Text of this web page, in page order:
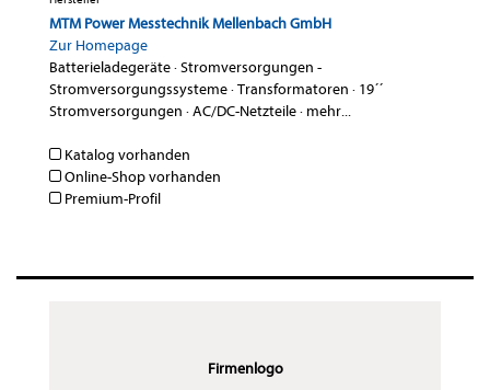
MTM Power Messtechnik Mellenbach GmbH
Zur Homepage
Batterieladegeräte·Stromversorgungen -
Stromversorgungssysteme·Transformatoren · 19´´
Stromversorgungen ·AC/DC-Netzteile· mehr...
Katalog vorhanden
Online-Shop vorhanden
Premium-Profil
Firmenlogo